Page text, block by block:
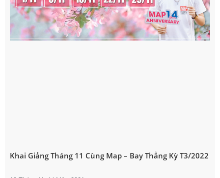
Khai Giảng Tháng 11 Cùng Map – Bay Thẳng Kỳ T3/2022